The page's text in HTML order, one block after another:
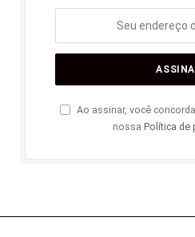
Ao assinar, você
nossa Política de